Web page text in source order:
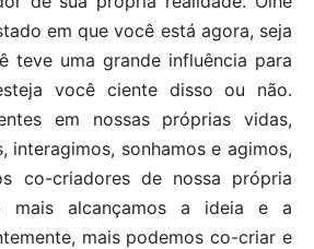
em que você está agora, seja
teve uma grande influência para
você ciente disso ou não.
em nossas próprias vidas,
interagimos, sonhamos e agimos,
co-criadores de nossa própria
mais alcançamos a ideia e a
mais podemos co-criar e